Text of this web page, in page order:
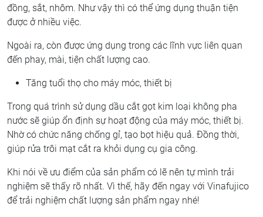
đồng, sắt, nhôm. Như vậy thì có thể ứng dụng thuận tiện
được ở nhiều việc.
Ngoài ra, còn được ứng dụng trong các lĩnh vực liên quan
đến phay, mài, tiện chất lượng cao.
Tăng tuổi thọ cho máy móc, thiết bị
Trong quá trình sử dụng dầu cắt gọt kim loại không pha
nước sẽ giúp ổn định sự hoạt động của máy móc, thiết bị.
Nhờ có chức năng chống gỉ, tạo bọt hiệu quả. Đồng thời,
giúp rửa trôi mạt cắt ra khỏi dụng cụ gia công.
Khi nói về ưu điểm của sản phẩm có lẽ nên tự mình trải
nghiệm sẽ thấy rõ nhất. Vì thế, hãy đến ngay với Vinafujico
để trải nghiệm chất lượng sản phẩm ngay nhé!